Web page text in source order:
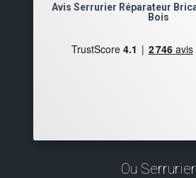
Avis Serrurier Réparateur
Bois
Ou Serrurier